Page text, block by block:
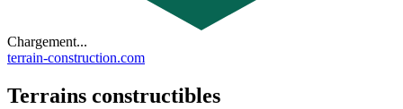
Chargement...
terrain-construction.com
Terrains constructibles